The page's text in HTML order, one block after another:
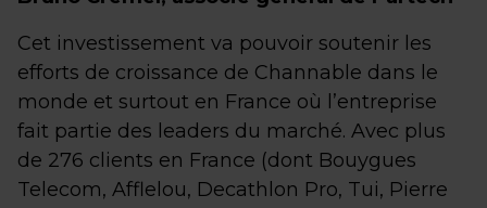
Cet investissement va pouvoir soutenir les
efforts de croissance de Channable dans le
monde et surtout en France où l’entreprise
fait partie des leaders du marché. Avec plus
de 276 clients en France (dont Bouygues
Telecom, Afflelou, Decathlon Pro, Tui, Pierre